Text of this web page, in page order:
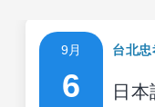
9月
6
台北忠
日